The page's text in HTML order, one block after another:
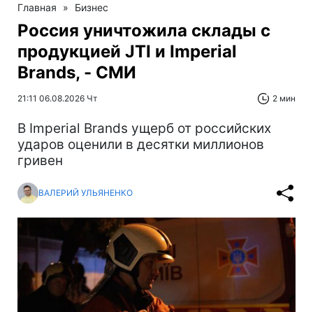
Главная » Бизнес
Россия уничтожила склады с
продукцией JTI и Imperial
Brands, - СМИ
21:11 06.08.2026 Чт 2 мин
В Imperial Brands ущерб от российских
ударов оценили в десятки миллионов
гривен
ВАЛЕРИЙ УЛЬЯНЕНКО